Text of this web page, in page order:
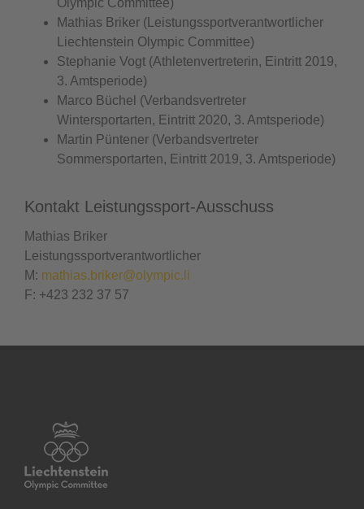
Mathias Briker (Leistungssportverantwortlicher
Liechtenstein Olympic Committee)
Stephanie Vogt (Athletenvertreterin, Eintritt 2019,
3. Amtsperiode)
Marco Büchel (Verbandsvertreter
Wintersportarten, Eintritt 2020, 3. Amtsperiode)
Martin Püntener (Verbandsvertreter
Sommersportarten, Eintritt 2019, 3. Amtsperiode)
Kontakt Leistungssport-Ausschuss
Mathias Briker
Leistungssportverantwortlicher
M: mathias.briker@olympic.li
F: +423 232 37 57